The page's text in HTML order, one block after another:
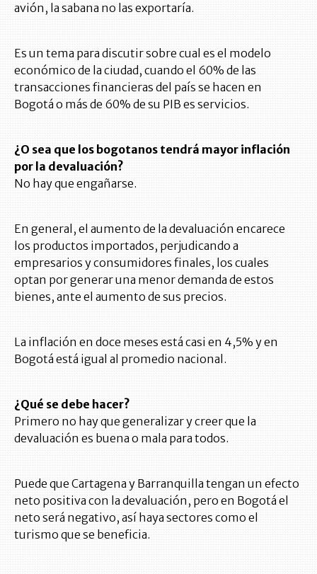
avión, la sabana no las exportaría.
Es un tema para discutir sobre cual es el modelo
económico de la ciudad, cuando el 60% de las
transacciones financieras del país se hacen en
Bogotá o más de 60% de su PIB es servicios.
¿O sea que los bogotanos tendrá mayor inflación
por la devaluación?
No hay que engañarse.
En general, el aumento de la devaluación encarece
los productos importados, perjudicando a
empresarios y consumidores finales, los cuales
optan por generar una menor demanda de estos
bienes, ante el aumento de sus precios.
La inflación en doce meses está casi en 4,5% y en
Bogotá está igual al promedio nacional.
¿Qué se debe hacer?
Primero no hay que generalizar y creer que la
devaluación es buena o mala para todos.
Puede que Cartagena y Barranquilla tengan un efecto
neto positiva con la devaluación, pero en Bogotá el
neto será negativo, así haya sectores como el
turismo que se beneficia.